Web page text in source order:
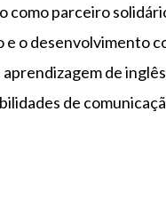
parceiro
o desenvolvimento
de
de